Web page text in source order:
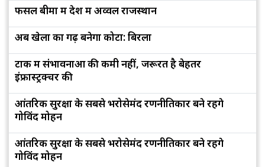
फसल बीमा में देश में अव्वल राजस्थान
अब खेलों का गढ़ बनेगा कोटा: बिरला
टोंक में संभावनाओं की कमी नहीं, जरूरत है बेहतर
इंफ्रास्ट्रक्चर की
आंतरिक सुरक्षा के सबसे भरोसेमंद रणनीतिकार बने रहेंगे
गोविंद मोहन
आंतरिक सुरक्षा के सबसे भरोसेमंद रणनीतिकार बने रहेंगे
गोविंद मोहन